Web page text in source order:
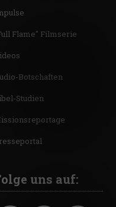
Flame" Filmserie
Botschaften
Studien
uns auf: